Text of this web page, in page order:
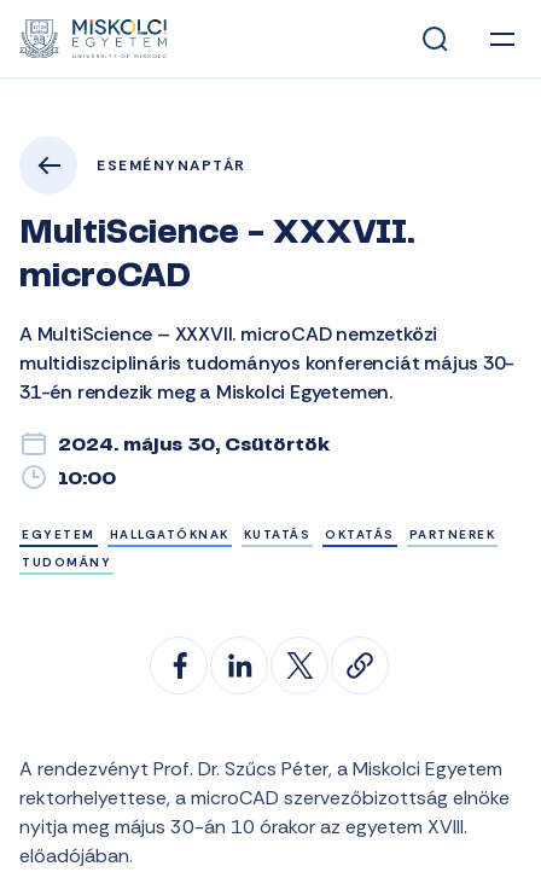
ESEMÉNYNAPTÁR
MultiScience - XXXVII.
microCAD
A MultiScience – XXXVII. microCAD nemzetközi
multidiszciplináris tudományos konferenciát május 30-
31-én rendezik meg a Miskolci Egyetemen.
2024. május 30, Csütörtök
10:00
EGYETEM HALLGATÓKNAK KUTATÁS OKTATÁS
PARTNEREK
TUDOMÁNY
A rendezvényt Prof. Dr. Szűcs Péter, a Miskolci Egyetem
rektorhelyettese, a microCAD szervezőbizottság elnöke
nyitja meg május 30-án 10 órakor az egyetem XVIII.
előadójában.